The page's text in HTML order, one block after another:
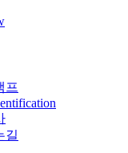
프
길